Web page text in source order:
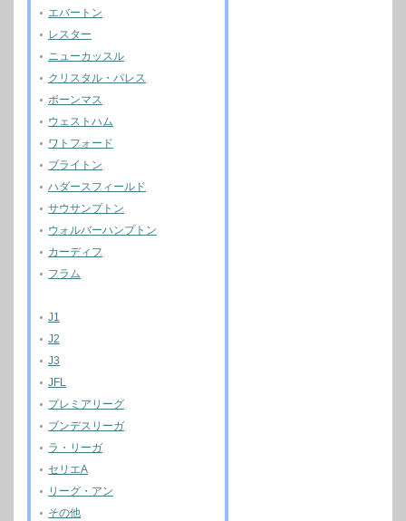
エバートン
レスター
ニューカッスル
クリスタル・パレス
ボーンマス
ウェストハム
ワトフォード
ブライトン
ハダースフィールド
サウサンプトン
ウォルバーハンプトン
カーディフ
フラム
J1
J2
J3
JFL
プレミアリーグ
ブンデスリーガ
ラ・リーガ
セリエA
リーグ・アン
その他